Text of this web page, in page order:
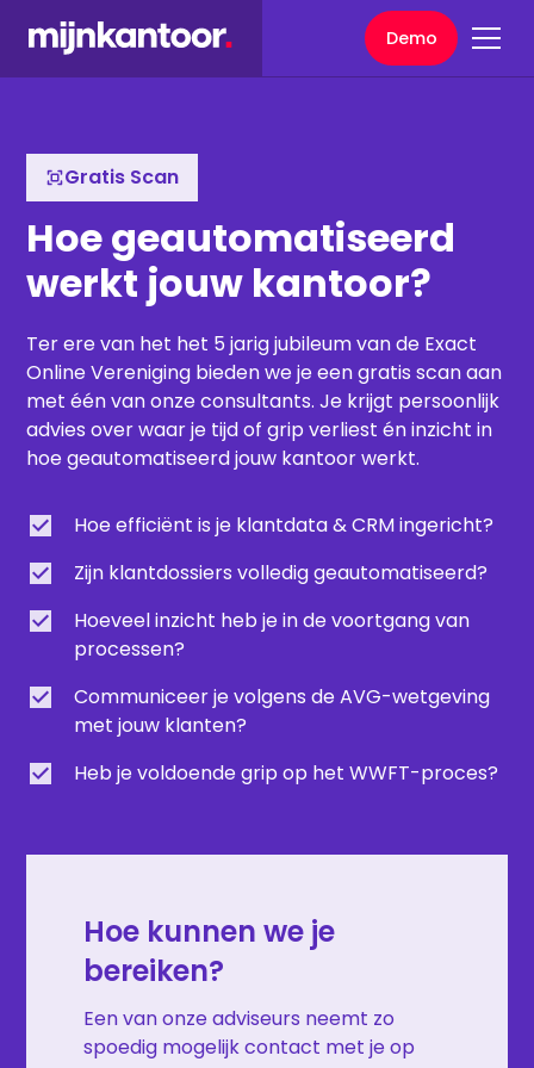
Demo
Gratis Scan
Hoe geautomatiseerd
werkt jouw kantoor?
Ter ere van het het 5 jarig jubileum van de Exact
Online Vereniging bieden we je een gratis scan aan
met één van onze consultants. Je krijgt persoonlijk
advies over waar je tijd of grip verliest én inzicht in
hoe geautomatiseerd jouw kantoor werkt.
Hoe efficiënt is je klantdata & CRM ingericht?
Zijn klantdossiers volledig geautomatiseerd?
Hoeveel inzicht heb je in de voortgang van
processen?
Communiceer je volgens de AVG-wetgeving
met jouw klanten?
Heb je voldoende grip op het WWFT-proces?
Hoe kunnen we je
bereiken?
Een van onze adviseurs neemt zo
spoedig mogelijk contact met je op